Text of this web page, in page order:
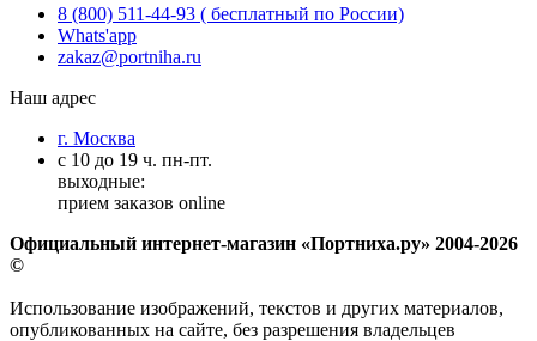
8 (800) 511-44-93 ( бесплатный по России)
Whats'app
zakaz@portniha.ru
Наш адрес
г. Москва
с 10 до 19 ч. пн-пт.
выходные:
прием заказов online
Официальный интернет-магазин «Портниха.ру» 2004-2026
©
Использование изображений, текстов и других материалов,
опубликованных на сайте, без разрешения владельцев